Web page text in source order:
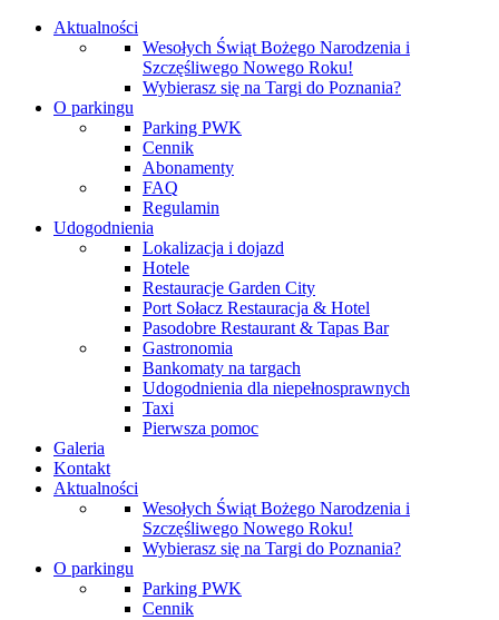
Aktualności
Wesołych Świąt Bożego Narodzenia i
Szczęśliwego Nowego Roku!
Wybierasz się na Targi do Poznania?
O parkingu
Parking PWK
Cennik
Abonamenty
FAQ
Regulamin
Udogodnienia
Lokalizacja i dojazd
Hotele
Restauracje Garden City
Port Sołacz Restauracja & Hotel
Pasodobre Restaurant & Tapas Bar
Gastronomia
Bankomaty na targach
Udogodnienia dla niepełnosprawnych
Taxi
Pierwsza pomoc
Galeria
Kontakt
Aktualności
Wesołych Świąt Bożego Narodzenia i
Szczęśliwego Nowego Roku!
Wybierasz się na Targi do Poznania?
O parkingu
Parking PWK
Cennik